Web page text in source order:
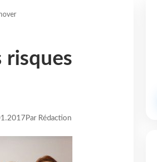
risques
Par Rédaction